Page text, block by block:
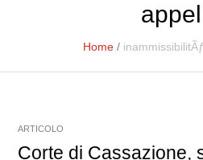
Home /
ARTICOLO
Corte di Cassazione,